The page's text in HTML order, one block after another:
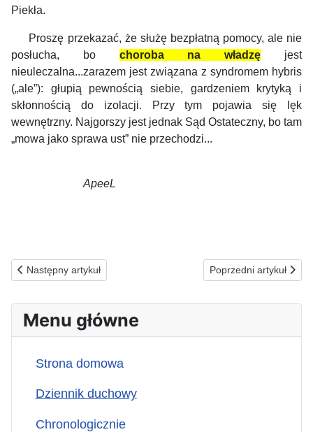
Piekła.
Proszę przekazać, że służę bezpłatną pomocy, ale nie
posłucha, bo choroba na władzę jest
nieuleczalna...zarazem jest związana z syndromem hybris
(„ale”): głupią pewnością siebie, gardzeniem krytyką i
skłonnością do izolacji. Przy tym pojawia się lęk
wewnętrzny. Najgorszy jest jednak Sąd Ostateczny, bo tam
„mowa jako sprawa ust” nie przechodzi...
ApeeL
Poprzednia strona: 07.09.2025(n) ZA WYŚMIEWAJĄCYCH,
Następny artykuł Następna strona:
Poprzedni artykuł
Menu główne
Strona domowa
Dziennik duchowy
Chronologicznie